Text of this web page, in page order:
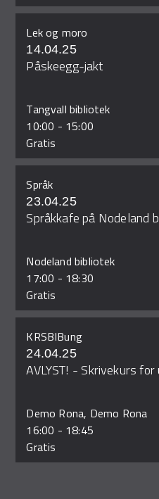
Lek og moro
14.04.25
Påskeegg-jakt
Tangvall bibliotek
10:00 - 15:00
Gratis
Språk
23.04.25
Språkkafe på Nodeland
Nodeland bibliotek
17:00 - 18:30
Gratis
KRSBIBung
24.04.25
AVLYST! - Skrivekurs for
Demo Rona, Demo Rona
16:00 - 18:45
Gratis